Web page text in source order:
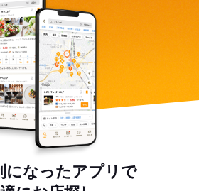
になったアプリで